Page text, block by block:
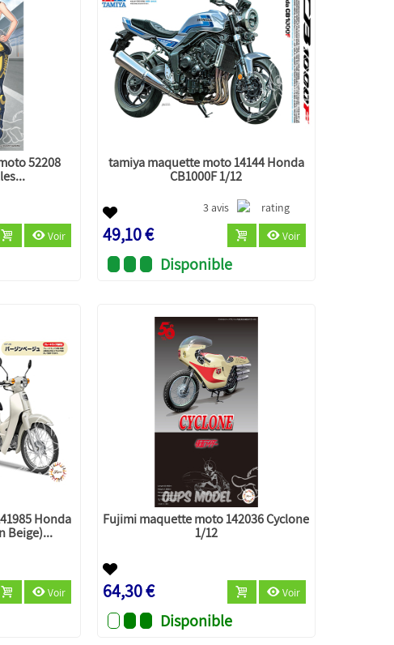
52208
Voir
tamiya maquette moto 14144 Honda
CB1000F 1/12
3 avis
49,10 € Voir
Disponible
Honda
Beige)...
Voir
Fujimi maquette moto 142036 Cyclone
1/12
64,30 € Voir
Disponible